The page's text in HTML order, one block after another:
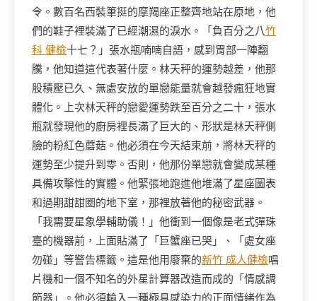
令。數百名西裝筆挺的摩羯座正整齊地站在原地，他
們的鞋子裡裝滿了已經潮濕的淚水。「負百分之八竹
科 健檢十七？」張水瓶喃喃自語，感到胃部一陣翻
騰，他知道這代表著什麼。林天秤的運勢越差，他那
股積壓已久、無處安放的單戀能量就會越發瘋狂地實
體化。上次林天秤的戀愛運勢跌至百分之二十，張水
瓶就發現他的廚房裡長滿了巨大的、形狀是林天秤側
臉的粉紅色蘑菇。他必須在今天結束前，將林天秤的
運勢至少提升到零。否則，他那份單戀就會變成某種
具備攻擊性的實體。他緊張地跑進他堆滿了星座圖表
和過期甜甜圈的地下室，那裡放著他的秘密武器。
「我需要星象學輔助儀！」他衝到一個像是老式彈珠
臺的機器前，上面貼滿了「巨蟹座已哭」、「處女座
勿碰」等警告標籤。這是他用廢棄的新竹 成人健檢唱
片機和一個不知名的外星計算器改造而成的「情感調
節器」。他必須輸入一種極具感染力的正面情緒作為